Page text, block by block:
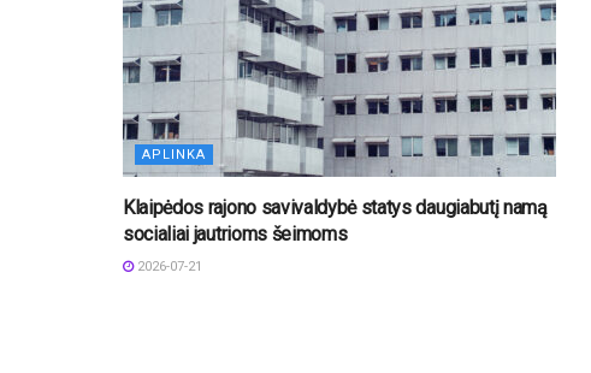
APLINKA
Klaipėdos rajono savivaldybė statys daugiabutį namą
socialiai jautrioms šeimoms
2026-07-21